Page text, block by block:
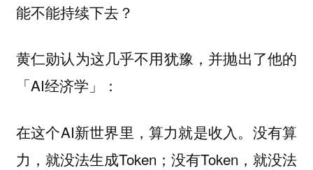
能不能持续下去？
黄仁勋认为这几乎不用犹豫，并抛出了他的
「AI经济学」：
在这个AI新世界里，算力就是收入。没有算
力，就没法生成Token；没有Token，就没法